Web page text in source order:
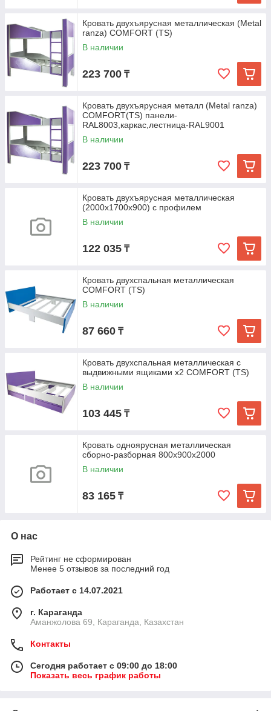
Кровать двухъярусная металлическая (Metal
ranza) COMFORT (TS)
В наличии
223 700 ₸
Кровать двухъярусная металл (Metal ranza)
COMFORT(TS) панели-
RAL8003,каркас,лестница-RAL9001
В наличии
223 700 ₸
Кровать двухъярусная металлическая
(2000x1700x900) c профилем
В наличии
122 035 ₸
Кровать двухспальная металлическая
COMFORT (TS)
В наличии
87 660 ₸
Кровать двухспальная металлическая c
выдвижными ящиками х2 COMFORT (TS)
В наличии
103 445 ₸
Кровать одноярусная металлическая
сборно-разборная 800x900x2000
В наличии
83 165 ₸
О нас
Рейтинг не сформирован
Менее 5 отзывов за последний год
Работает с 14.07.2021
г. Караганда
Аманжолова 69, Караганда, Казахстан
Контакты
Сегодня работает с 09:00 до 18:00
Показать весь график работы